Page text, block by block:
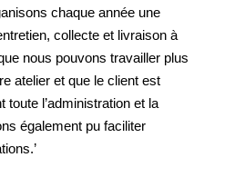
chaque année une
collecte et livraison à
nous pouvons travailler plus
atelier et que le client est
toute l’administration et la
également pu faciliter